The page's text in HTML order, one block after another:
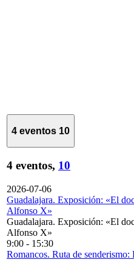
4 eventos 10
4 eventos, 10
2026-07-06
Guadalajara. Exposición: «El
Alfonso X»
Guadalajara. Exposición: «El
Alfonso X»
9:00 - 15:30
Romancos. Ruta de senderismo: